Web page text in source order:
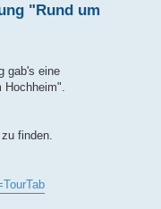
"Rund um
gab's eine
zu finden.